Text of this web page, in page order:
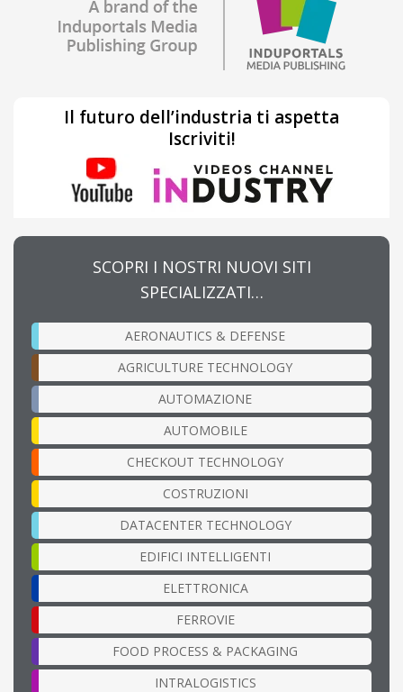
Il futuro dell’industria ti aspetta
Iscriviti!
SCOPRI I NOSTRI NUOVI SITI
SPECIALIZZATI…
AERONAUTICS & DEFENSE
AGRICULTURE TECHNOLOGY
AUTOMAZIONE
AUTOMOBILE
CHECKOUT TECHNOLOGY
COSTRUZIONI
DATACENTER TECHNOLOGY
EDIFICI INTELLIGENTI
ELETTRONICA
FERROVIE
FOOD PROCESS & PACKAGING
INTRALOGISTICS